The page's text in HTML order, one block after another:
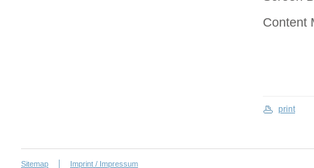
Content
print
Sitemap Imprint / Impressum